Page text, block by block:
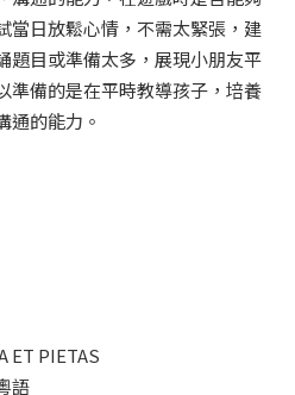
當日放鬆心情，不需太緊張，建
題目或準備太多，展現小朋友平
準備的是在平時教導孩子，培養
通的能力。
ET PIETAS
語